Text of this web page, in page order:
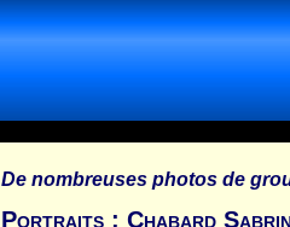
De nombreuses photos de
Portraits : Chabard